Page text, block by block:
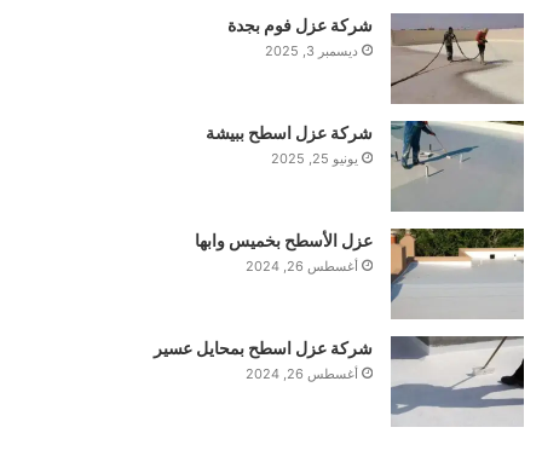
شركة عزل فوم بجدة
ديسمبر 3, 2025
شركة عزل اسطح ببيشة
يونيو 25, 2025
عزل الأسطح بخميس وابها
أغسطس 26, 2024
شركة عزل اسطح بمحايل عسير
أغسطس 26, 2024